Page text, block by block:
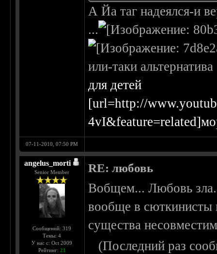
А Йа таг надеялся-и
...
или-таки альтернатива
для детей
[url=http://
07-11-2010, 07:50 PM
angelus_morti
Senior Member
Сообщений: 319
Темы: 4
У нас с: Oct 2009
Рейтинг: 21
RE: любовь
Вобщем... Любовь зла.
вообще в
существа
(Последний раз